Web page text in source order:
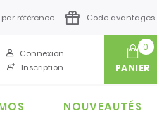
référence Code avantages
Inscription
Connexion
0
PANIER
NOUVEAUTÉS